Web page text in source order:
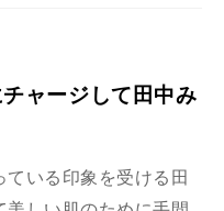
ャージして田中み
いる印象を受ける田